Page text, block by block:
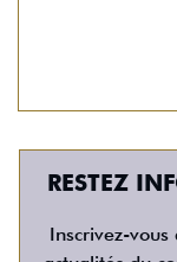
RESTEZ
Inscrivez-